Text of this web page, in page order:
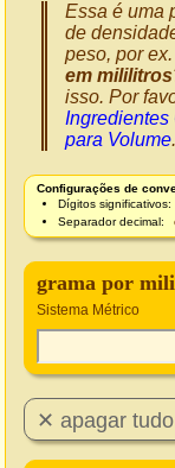
Essa é uma
de
peso, por ex.
em mililitros
isso. Por
para Volume.
Configurações de
Dígitos significativos:
Separador decimal:
grama por
Sistema Métrico